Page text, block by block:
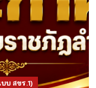
บ สขร.1)